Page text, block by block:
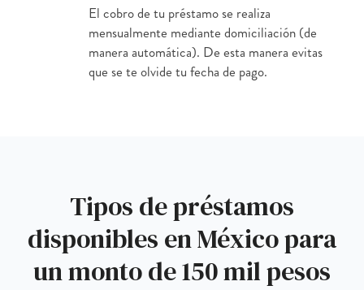
El cobro de tu préstamo se realiza
mensualmente mediante domiciliación (de
manera automática). De esta manera evitas
que se te olvide tu fecha de pago.
Tipos de préstamos
disponibles en México para
un monto de 150 mil pesos